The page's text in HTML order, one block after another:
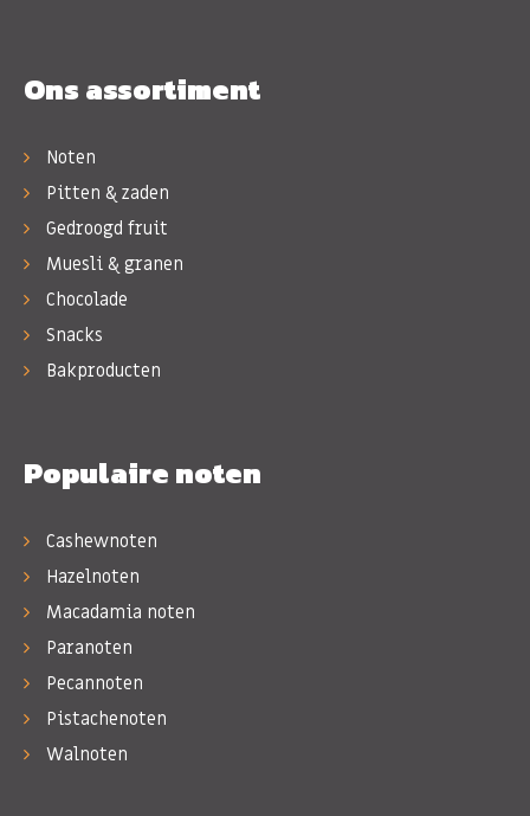
Ons assortiment
Noten
Pitten & zaden
Gedroogd fruit
Muesli & granen
Chocolade
Snacks
Bakproducten
Populaire noten
Cashewnoten
Hazelnoten
Macadamia noten
Paranoten
Pecannoten
Pistachenoten
Walnoten